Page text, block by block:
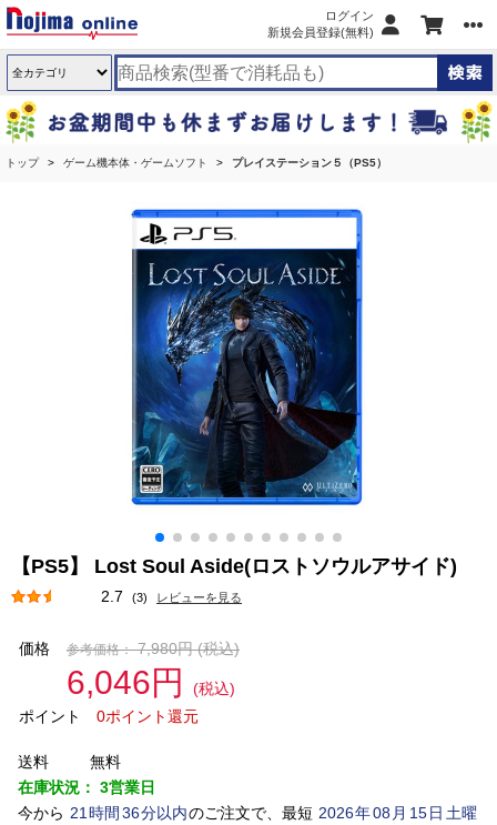
ログイン
新規会員登録(無料)
トップ ゲーム機本体・ゲームソフト プレイステーション５（PS5）
【PS5】 Lost Soul Aside(ロストソウルアサイド)
2.7 (3) レビューを見る
価格 参考価格： 7,980円(税込)
6,046円
(税込)
ポイント
0ポイント還元
送料
無料
在庫状況： 3営業日
今から 21 時間 36分以内のご注文で、最短 2026年08 月 15日土曜